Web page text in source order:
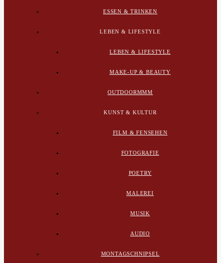
ESSEN & TRINKEN
LEBEN & LIFESTYLE
LEBEN & LIFESTYLE
MAKE-UP & BEAUTY
OUTDOORMMM
KUNST & KULTUR
FILM & FENSEHEN
FOTOGRAFIE
POETRY
MALEREI
MUSIK
AUDIO
MONTAGSCHNIPSEL